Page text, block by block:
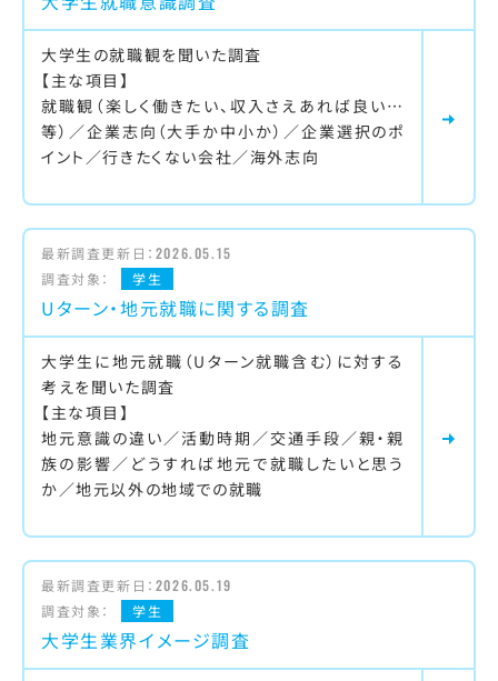
大学生の就職観を聞いた調査
【主な項目】
就職観（楽しく働きたい、収入さえあれば良い…
等）／企業志向（大手か中小か）／企業選択のポ
イント／行きたくない会社／海外志向
最新調査更新日： 2026.05.15
調査対象：
学生
Uターン・地元就職に関する調査
大学生に地元就職（Uターン就職含む）に対する
考えを聞いた調査
【主な項目】
地元意識の違い／活動時期／交通手段／親・親
族の影響／どうすれば地元で就職したいと思う
か／地元以外の地域での就職
最新調査更新日： 2026.05.19
調査対象：
学生
大学生業界イメージ調査